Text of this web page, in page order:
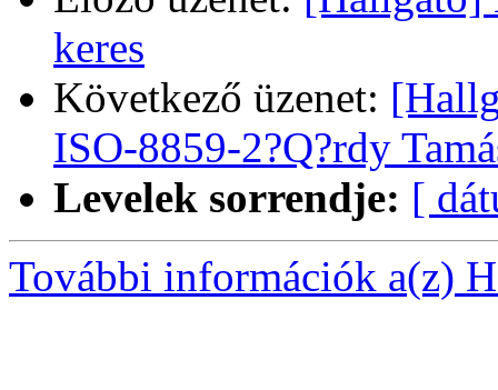
keres
Következő üzenet:
ISO-8859-2?Q?rdy
Levelek sorrendje: [
További információk a(z)